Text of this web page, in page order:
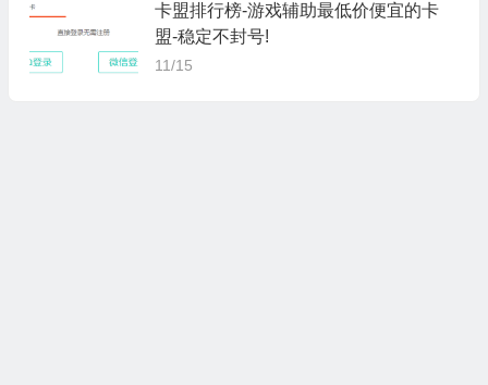
卡盟排行榜-游戏辅助最低价便宜的卡
盟-稳定不封号!
11/15